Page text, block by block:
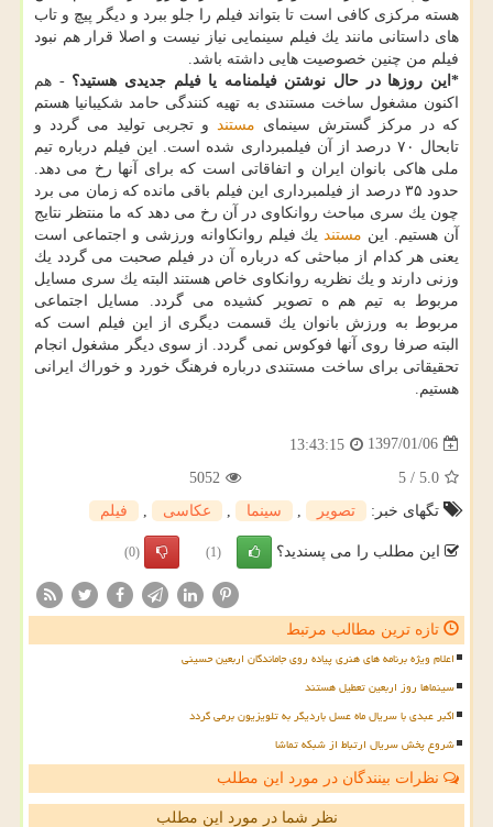
هسته مركزی كافی است تا بتواند فیلم را جلو ببرد و دیگر پیچ و تاب
های داستانی مانند یك فیلم سینمایی نیاز نیست و اصلا قرار هم نبود
فیلم من چنین خصوصیت هایی داشته باشد.
*این روزها در حال نوشتن فیلمنامه یا فیلم جدیدی هستید؟- هم
اكنون مشغول ساخت مستندی به تهیه كنندگی حامد شكیبانیا هستم
كه در مركز گسترش سینمای مستند و تجربی تولید می گردد و
تابحال ۷۰ درصد از آن فیلمبرداری شده است. این فیلم درباره تیم
ملی هاكی بانوان ایران و اتفاقاتی است كه برای آنها رخ می دهد.
حدود ۳۵ درصد از فیلمبرداری این فیلم باقی مانده كه زمان می برد
چون یك سری مباحث روانكاوی در آن رخ می دهد كه ما منتظر نتایج
آن هستیم. این مستندیك فیلم روانكاوانه ورزشی و اجتماعی است
یعنی هر كدام از مباحثی كه درباره آن در فیلم صحبت می گردد یك
وزنی دارند و یك نظریه روانكاوی خاص هستند البته یك سری مسایل
مربوط به تیم هم ه تصویر كشیده می گردد. مسایل اجتماعی
مربوط به ورزش بانوان یك قسمت دیگری از این فیلم است كه
البته صرفا روی آنها فوكوس نمی گردد. از سوی دیگر مشغول انجام
تحقیقاتی برای ساخت مستندی درباره فرهنگ خورد و خوراك ایرانی
هستیم.
1397/01/06
13:43:15
5.0
/
5
5052
تگهای خبر:
تصویر سینما عكاسی فیلم
این مطلب را می پسندید؟ (1)
(0)
تازه ترین مطالب مرتبط
اعلام ویژه برنامه های هنری پیاده روی جاماندگان اربعین حسینی
سینماها روز اربعین تعطیل هستند
اکبر عبدی با سریال ماه عسل باردیگر به تلویزیون برمی گردد
شروع پخش سریال ارتباط از شبکه تماشا
نظرات بینندگان در مورد این مطلب
نظر شما در مورد این مطلب